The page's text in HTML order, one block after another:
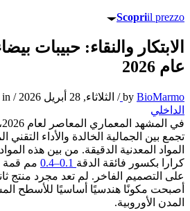
Scopriil prezzo
الابتكار والنقاء: حبيبات
عام 2026
by BioMarmo
/ الثلاثاء, 28 أبريل 2026 /
in
الداخلي
تجمع بين الجمالية الخالدة والأداء
المواد المعدنية الدقيقة. من بين هذه
كرارا بكسور فائقة الدقة
مم قمة
على التصميم الفاخر. لم تعد مجرد منتج
أصبحت مكونًا هندسيًا أساسيًا للأسطح
المدن الأوروبية.